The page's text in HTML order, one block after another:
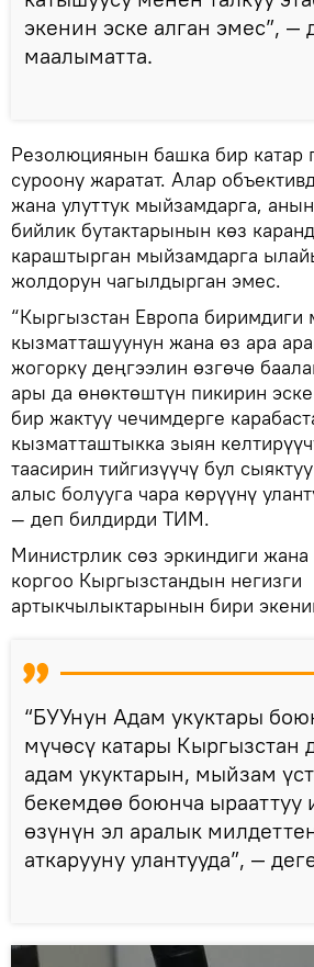
экенин эске алган эмес”, —
маалыматта.
Резолюциянын башка бир катар
суроону жаратат. Алар
жана улуттук мыйзамдарга,
бийлик бутактарынын көз
караштырган мыйзамдарга
жолдорун чагылдырган эмес.
“Кыргызстан Европа биримдиги
кызматташуунун жана өз ара
жогорку деңгээлин өзгөчө
ары да өнөктөштүн пикирин
бир жактуу чечимдерге
кызматташтыкка зыян
таасирин тийгизүүчү бул
алыс болууга чара көрүүнү
— деп билдирди ТИМ.
Министрлик сөз эркиндиги
коргоо Кыргызстандын негизги
артыкчылыктарынын бири
“БУУнун Адам укуктары
мүчөсү катары Кыргызстан
адам укуктарын, мыйзам
бекемдөө боюнча ырааттуу
өзүнүн эл аралык
аткарууну улантууда”, —